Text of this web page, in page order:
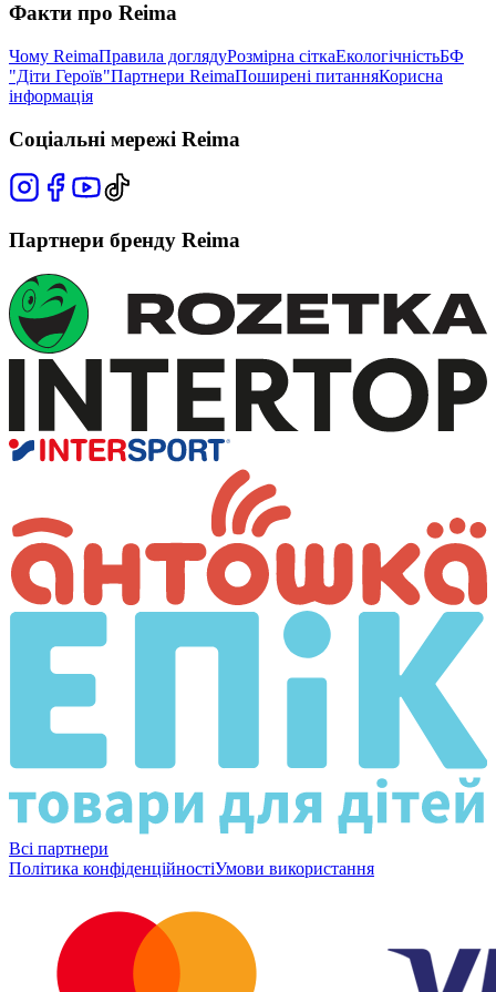
Факти про Reima
Чому ReimaПравила доглядуРозмірна сіткаЕкологічністьБФ
"Діти Героїв"Партнери ReimaПоширені питанняКорисна
інформація
Соціальні мережі Reima
Партнери бренду Reima
Всі партнери
Політика конфіденційностіУмови використання